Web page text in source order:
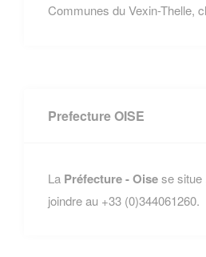
Communes du Vexin-Thelle,
Prefecture OISE
La Préfecture - Oisese situe
joindre au +33 (0)344061260.